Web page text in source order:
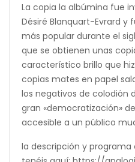
La copia la albúmina fue
Désiré Blanquart-Evrard
más popular durante el
que se obtienen unas
característico brillo que
copias mates en papel
los negativos de colodión
gran «democratización»
accesible a un público
la descripción y